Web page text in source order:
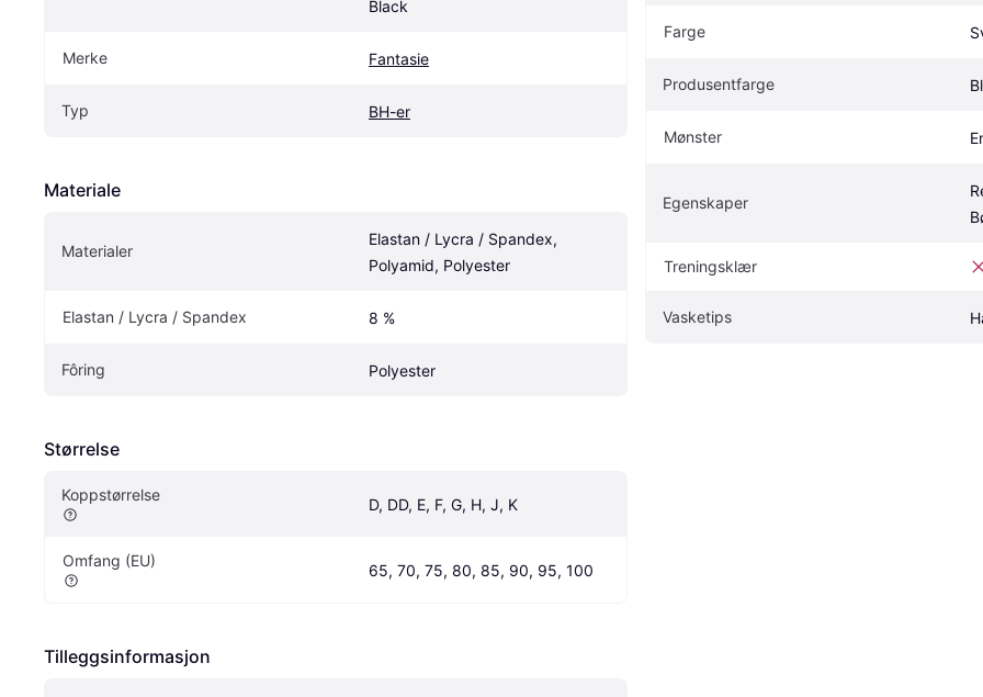
Black
Merke Fantasie
Typ BH-er
Materiale
Materialer
Elastan / Lycra / Spandex,
Polyamid, Polyester
Elastan / Lycra / Spandex 8 %
Fôring Polyester
Størrelse
Koppstørrelse
D, DD, E, F, G, H, J, K
Omfang (EU)
65, 70, 75, 80, 85, 90, 95, 100
Tilleggsinformasjon
Farge
Produsentfarge
Mønster
Egenskaper
Treningsklær
Vasketips